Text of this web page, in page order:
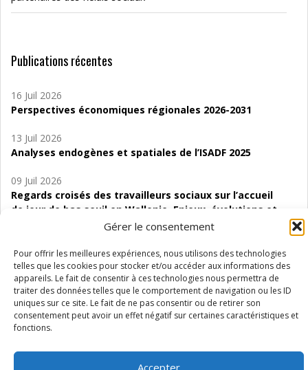
Gérer le consentement
Pour offrir les meilleures expériences, nous utilisons des technologies
telles que les cookies pour stocker et/ou accéder aux informations des
appareils. Le fait de consentir à ces technologies nous permettra de
traiter des données telles que le comportement de navigation ou les ID
uniques sur ce site. Le fait de ne pas consentir ou de retirer son
consentement peut avoir un effet négatif sur certaines caractéristiques et
fonctions.
Accepter
Publications récentes
16 Juil 2026
Perspectives économiques régionales 2026-2031
13 Juil 2026
Analyses endogènes et spatiales de l’ISADF 2025
09 Juil 2026
Regards croisés des travailleurs sociaux sur l’accueil
de jour de bas seuil en Wallonie. Enjeux, évolutions et
06 Juil 2026
Étude d’évaluabilité des Structures
d’accompagnement à l’autocréation d’emploi (SAACE)
01 Juil 2026
Pénurie du personnel infirmier :quels indicateurs
Wallonie ?